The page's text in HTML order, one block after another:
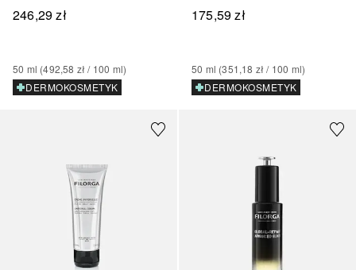
246,29 zł
50 ml (492,58 zł / 100 ml)
DERMOKOSMETYK
175,59 zł
50 ml (351,18 zł / 100 ml)
DERMOKOSMETYK